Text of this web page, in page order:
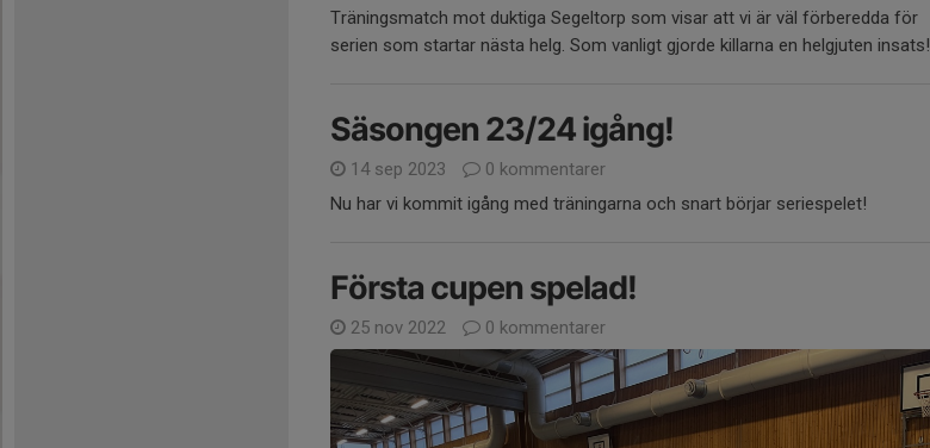
Träningsmatch mot duktiga Segeltorp som visar att vi är väl förberedda för
serien som startar nästa helg. Som vanligt gjorde killarna en helgjuten insats!
Säsongen 23/24 igång!
14 sep 2023
0 kommentarer
Nu har vi kommit igång med träningarna och snart börjar seriespelet!
Första cupen spelad!
25 nov 2022 0 kommentarer